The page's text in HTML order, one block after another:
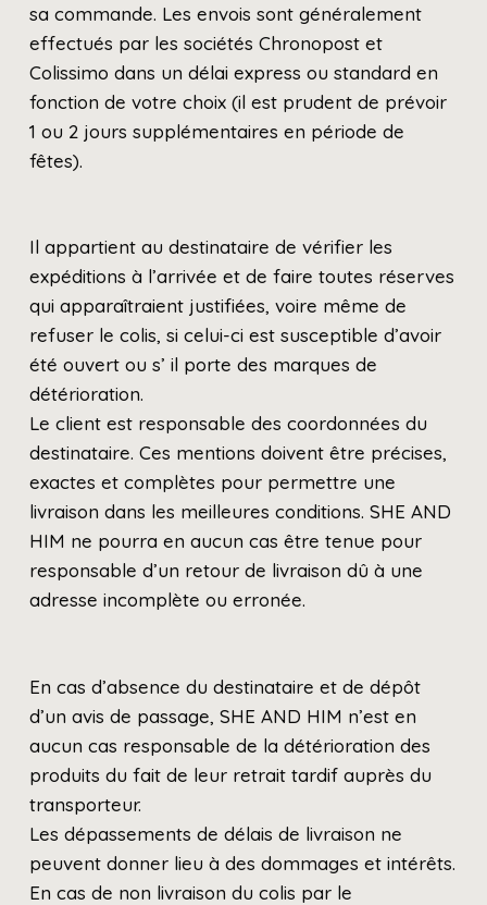
sa commande. Les envois sont généralement
effectués par les sociétés Chronopost et
Colissimo dans un délai express ou standard en
fonction de votre choix (il est prudent de prévoir
1 ou 2 jours supplémentaires en période de
fêtes).
Il appartient au destinataire de vérifier les
expéditions à l’arrivée et de faire toutes réserves
qui apparaîtraient justifiées, voire même de
refuser le colis, si celui-ci est susceptible d’avoir
été ouvert ou s’ il porte des marques de
détérioration.
Le client est responsable des coordonnées du
destinataire. Ces mentions doivent être précises,
exactes et complètes pour permettre une
livraison dans les meilleures conditions. SHE AND
HIM ne pourra en aucun cas être tenue pour
responsable d’un retour de livraison dû à une
adresse incomplète ou erronée.
En cas d’absence du destinataire et de dépôt
d’un avis de passage, SHE AND HIM n’est en
aucun cas responsable de la détérioration des
produits du fait de leur retrait tardif auprès du
transporteur.
Les dépassements de délais de livraison ne
peuvent donner lieu à des dommages et intérêts.
En cas de non livraison du colis par le